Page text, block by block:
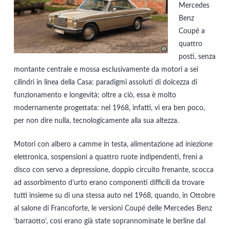
Mercedes
Benz
Coupé a
quattro
posti, senza
montante centrale e mossa esclusivamente da motori a sei
cilindri in linea della Casa: paradigmi assoluti di dolcezza di
funzionamento e longevità; oltre a ciò, essa è molto
modernamente progettata: nel 1968, infatti, vi era ben poco,
per non dire nulla, tecnologicamente alla sua altezza.
Motori con albero a camme in testa, alimentazione ad iniezione
elettronica, sospensioni a quattro ruote indipendenti, freni a
disco con servo a depressione, doppio circuito frenante, scocca
ad assorbimento d’urto erano componenti difficili da trovare
tutti insieme su di una stessa auto nel 1968, quando, in Ottobre
al salone di Francoforte, le versioni Coupé delle Mercedes Benz
‘barraotto’, così erano già state soprannominate le berline dal